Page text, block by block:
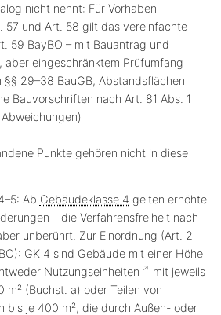
nicht nennt: Für Vorhaben
57 und Art. 58 gilt das vereinfachte
59 BayBO – mit Bauantrag und
aber eingeschränktem Prüfumfang
§§ 29–38 BauGB, Abstandsflächen
Bauvorschriften nach Art. 81 Abs. 1
Punkte gehören nicht in diese
Ab Gebäudeklasse 4 gelten erhöhte
– die Verfahrensfreiheit nach
unberührt. Zur Einordnung (Art. 2
GK 4 sind Gebäude mit einer Höhe
Nutzungseinheiten
mit jeweils
m² (Buchst. a) oderTeilen von
bis je 400 m², die durch Außen- oder